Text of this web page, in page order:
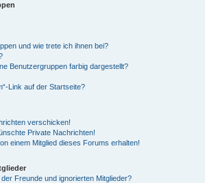
und wie trete ich ihnen bei?
Benutzergruppen farbig dargestellt?
Link auf der Startseite?
verschicken!
Private Nachrichten!
einem Mitglied dieses Forums erhalten!
Freunde und ignorierten Mitglieder?